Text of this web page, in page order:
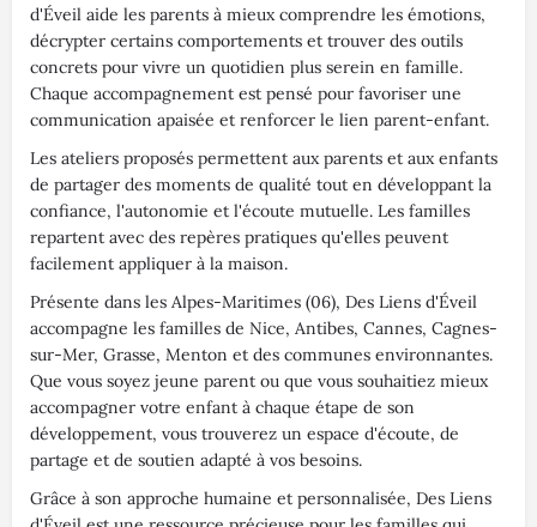
d'Éveil aide les parents à mieux comprendre les émotions,
décrypter certains comportements et trouver des outils
concrets pour vivre un quotidien plus serein en famille.
Chaque accompagnement est pensé pour favoriser une
communication apaisée et renforcer le lien parent-enfant.
Les ateliers proposés permettent aux parents et aux enfants
de partager des moments de qualité tout en développant la
confiance, l'autonomie et l'écoute mutuelle. Les familles
repartent avec des repères pratiques qu'elles peuvent
facilement appliquer à la maison.
Présente dans les Alpes-Maritimes (06), Des Liens d'Éveil
accompagne les familles de Nice, Antibes, Cannes, Cagnes-
sur-Mer, Grasse, Menton et des communes environnantes.
Que vous soyez jeune parent ou que vous souhaitiez mieux
accompagner votre enfant à chaque étape de son
développement, vous trouverez un espace d'écoute, de
partage et de soutien adapté à vos besoins.
Grâce à son approche humaine et personnalisée, Des Liens